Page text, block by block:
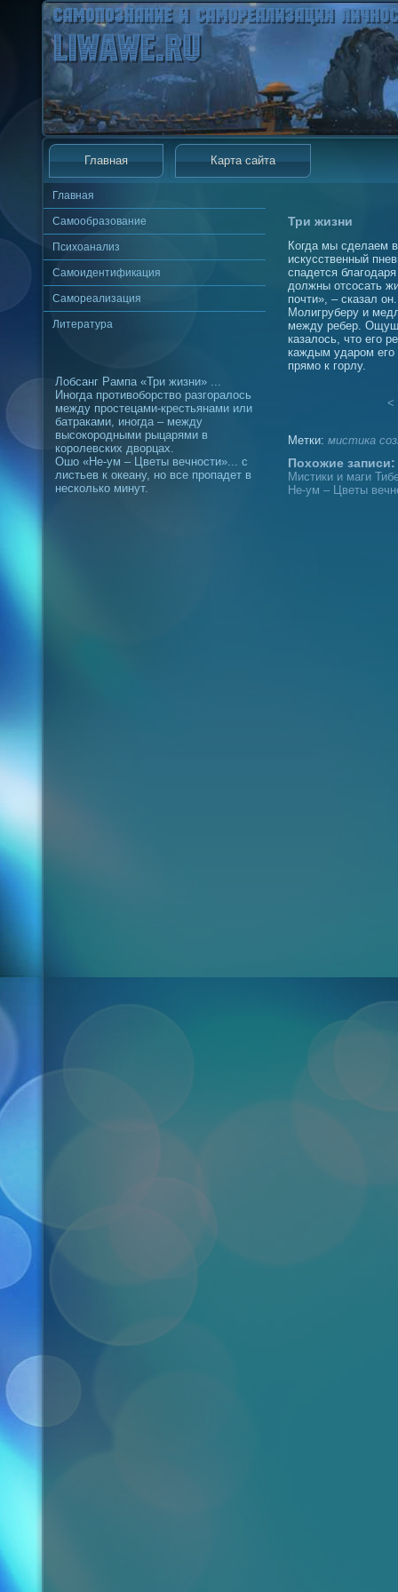
Главная Карта сайта
Главная
Самообразование
Психоанализ
Самоидентификация
Самореализация
Литература
Лобсанг Рампа «Три жизни» ...
Иногда противоборство разгоралось
между простецами-крестьянами или
батраками, иногда – между
высокородными рыцарями в
королевских дворцах.
Ошо «Не-ум – Цветы вечности»... с
листьев к океану, но все пропадет в
несколько минут.
Три жизни
Когда мы сделаем
искусственный
спадется
должны отсосать
почти», – сказал
Молигруберу и
между ребер.
казалось, что его
каждым ударом его
прямо к горлу.
<
Метки: мистика
Похожие записи:
Мистики и маги
Не-ум – Цветы